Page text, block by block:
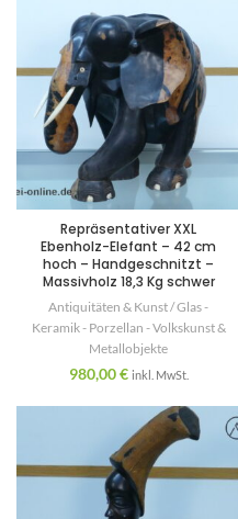
Repräsentativer XXL
Ebenholz-Elefant – 42 cm
hoch – Handgeschnitzt –
Massivholz 18,3 Kg schwer
Antiquitäten & Kunst / Glas -
Keramik - Porzellan - Volkskunst &
Metallobjekte
980,00€ inkl. MwSt.